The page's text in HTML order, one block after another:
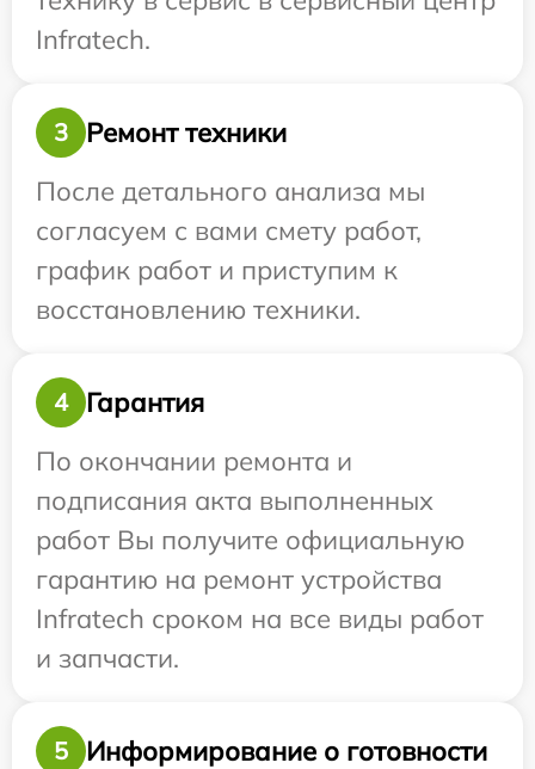
Infratech.
3
Ремонт техники
После детального анализа мы
согласуем с вами смету работ,
график работ и приступим к
восстановлению техники.
4
Гарантия
По окончании ремонта и
подписания акта выполненных
работ Вы получите официальную
гарантию на ремонт устройства
Infratech сроком на все виды работ
и запчасти.
5
Информирование о готовности